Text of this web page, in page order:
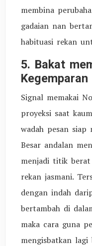
membina
gadaian nan
habituasi rekan
5. Bakat
Signal memakai
proyeksi saat
wadah pesan siap
Besar andalan
menjadi titik
rekan jasmani.
dengan indah
bertambah di
maka cara guna
mengisbatkan lagi